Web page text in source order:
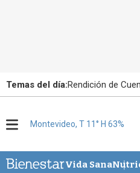
Temas del día:Rendición de
u
Montevideo, T 11° H 63%
Vida Sana